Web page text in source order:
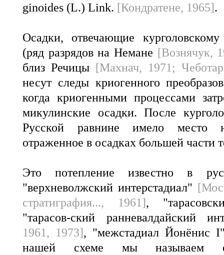
ginoides (L.) Link. [Кондратене, 1965].
Осадки, отвечающие
(ряд разрядов на Немане [Вознячук,
близ Речицы [Махнач, 1971;
несут следы криогенного
когда криогенными процессами
микулинские осадки. После
Русской равнине имело место
отраженное в осадках большей части
Это потепление известно в
"верхневолжский интерстадиал"
стратиграфия..., 1961],
"тарасов-ский ранневалдайский
1961, 1973], "межстадиал Йонёнис
нашей схеме мы называем